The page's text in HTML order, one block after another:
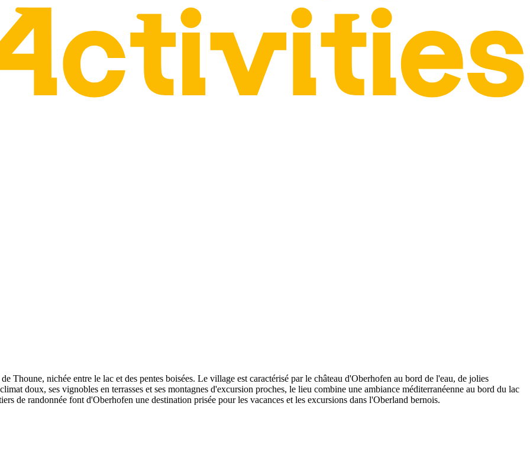
Thoune, nichée entre le lac et des pentes boisées. Le village est caractérisé par le château d'Oberhofen au bord de l'eau, de jolies
doux, ses vignobles en terrasses et ses montagnes d'excursion proches, le lieu combine une ambiance méditerranéenne au bord du lac
de randonnée font d'Oberhofen une destination prisée pour les vacances et les excursions dans l'Oberland bernois.